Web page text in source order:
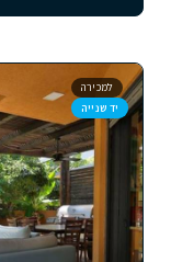
למכירה
יד שנייה